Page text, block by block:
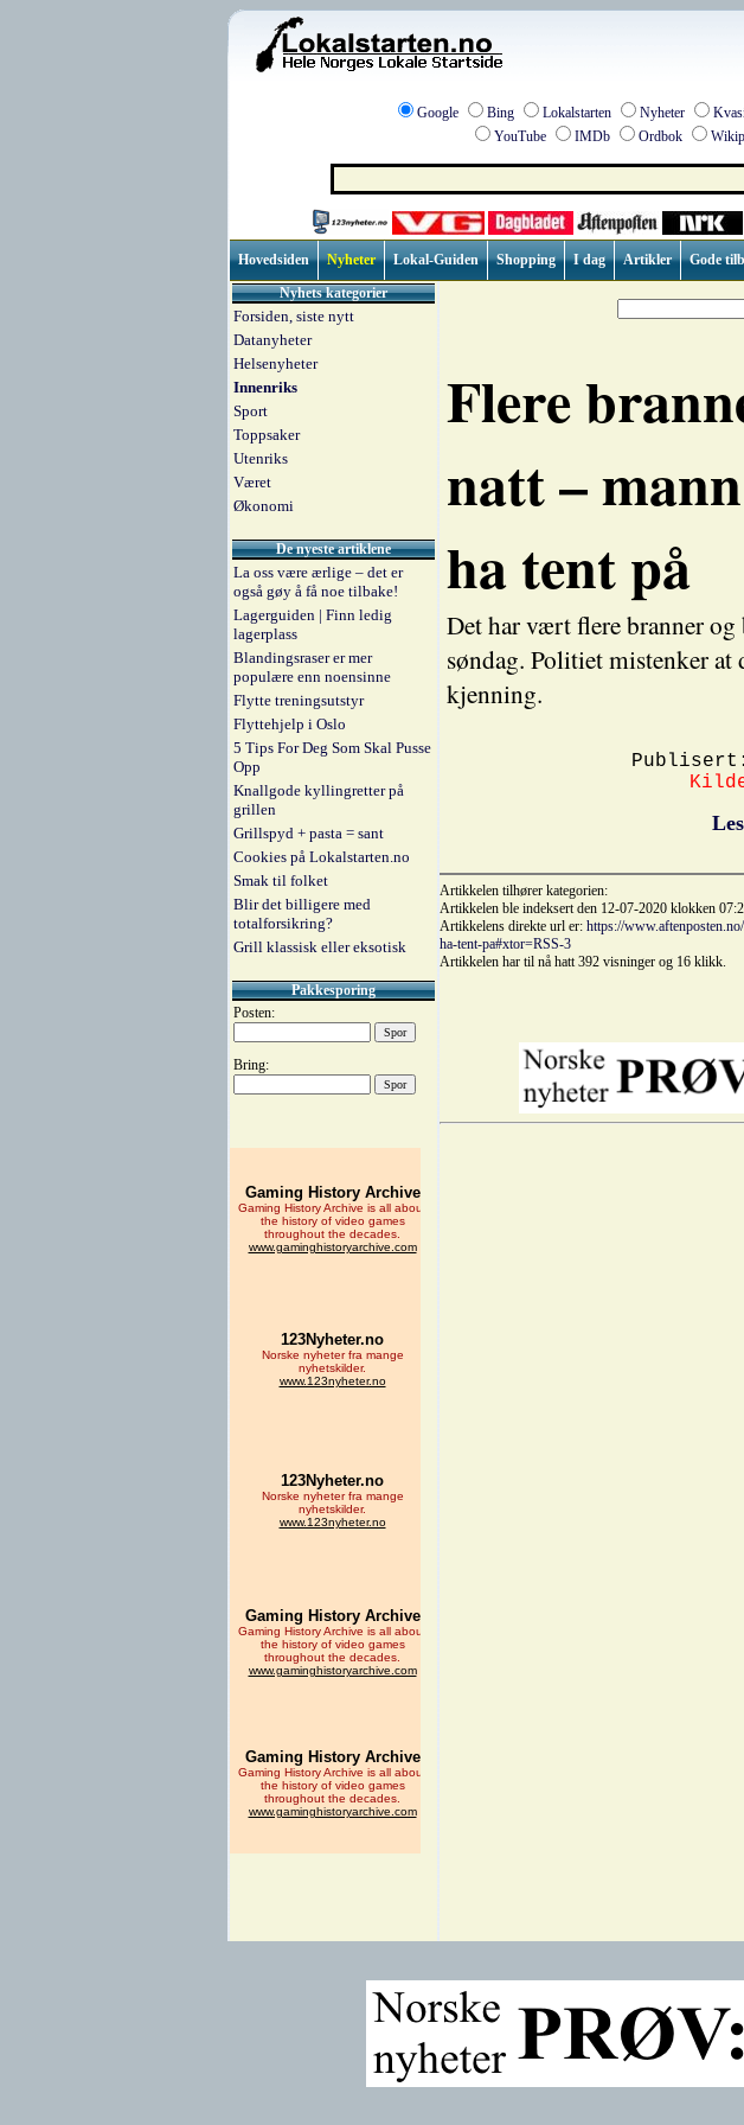
Google Bing Lokalstarten Nyheter
YouTube
IMDb Ordbok
Hovedsiden Nyheter Lokal-Guiden Shopping I dag Artikler Gode
Nyhets kategorier
Forsiden, siste nytt
Datanyheter
Helsenyheter
Innenriks
Sport
Toppsaker
Utenriks
Været
Økonomi
De nyeste artiklene
La oss være ærlige – det er
også gøy å få noe tilbake!
Lagerguiden | Finn ledig
lagerplass
Blandingsraser er mer
populære enn noensinne
Flytte treningsutstyr
Flyttehjelp i Oslo
5 Tips For Deg Som Skal Pusse
Opp
Knallgode kyllingretter på
grillen
Grillspyd + pasta = sant
Cookies på Lokalstarten.no
Smak til folket
Blir det billigere med
totalforsikring?
Grill klassisk eller eksotisk
Pakkesporing
Posten:
Bring:
Flere
natt –
ha tent på
Det har vært flere branner
søndag. Politiet mistenker at
kjenning.
Artikkelen tilhører kategorien:
Artikkelen ble indeksert den 12-07-2020 klokken
Artikkelens direkte url er: https://
ha-tent-pa#xtor=RSS-3
Artikkelen har til nå hatt 392 visninger og 16 klikk.